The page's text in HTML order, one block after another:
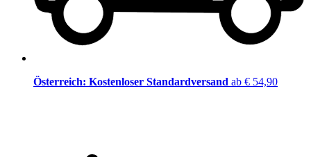
Österreich: Kostenloser Standardversand ab € 54,90